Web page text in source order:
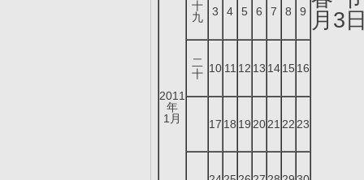
月3
2011
年
1月
十
九
3 4 5 6 7 8 9
二
十 10 11 12 13 1415 16
17 18 19 2021 22 23